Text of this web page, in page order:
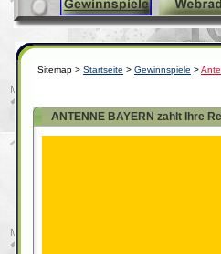
Sitemap > Startseite > Gewinnspiele >
ANTENNE BAYERN zahlt Ihre